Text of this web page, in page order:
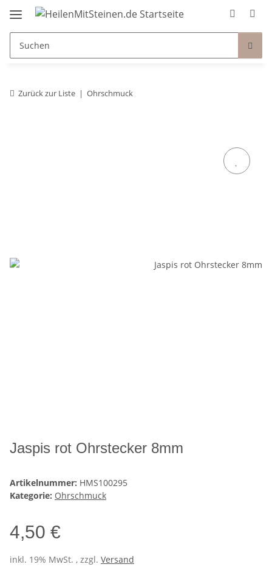
Zurück zur Liste Ohrschmuck
Jaspis rot Ohrstecker 8mm
Artikelnummer: HMS100295
Kategorie: Ohrschmuck
4,50 €
inkl. 19% MwSt. , zzgl. Versand